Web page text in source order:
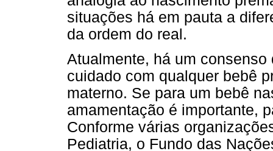
situações há em pauta a
da ordem do real.
Atualmente, há um
cuidado com qualquer bebê
materno. Se para um bebê
amamentação é importante,
Conforme várias
Pediatria, o Fundo das